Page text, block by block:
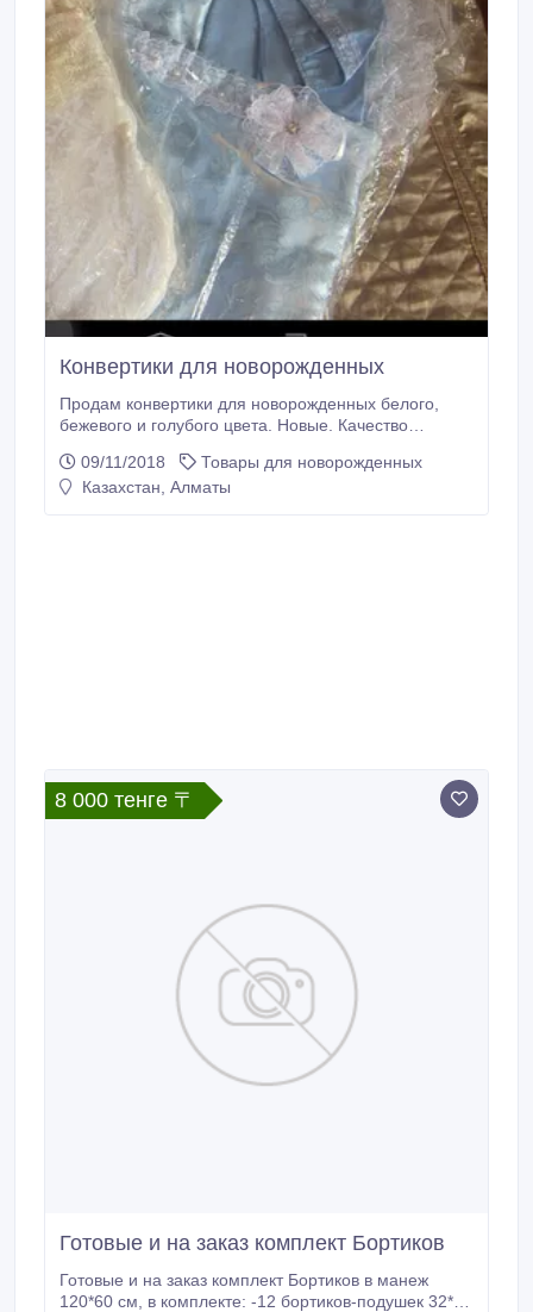
Конвертики для новорожденных
Продам конвертики для новорожденных белого,
бежевого и голубого цвета. Новые. Качество
Цена белого конверта-14000 тенге, бежевого-15000
тенге, голубого-16000 тенге. В комплект голубого
09/11/2018
Товары для новорожденных
Казахстан, Алматы
8 000 тенге 〒
Готовые и на заказ комплект Бортиков
Готовые и на заказ комплект Бортиков в манеж
120*60 см, в комплекте: -12 бортиков-подушек 32*32